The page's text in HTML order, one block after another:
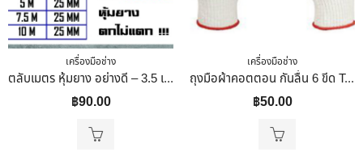
เครื่องมือช่าง
ตลับเมตร หุ้มยาง อย่างดี – 3.5 เมตร STANNOX
฿90.00
เครื่องมือช่าง
ถุงมือผ้าคอตตอน กันลื่น 6 ขีด Total รุ่น TSP11102 เครื่องมือช่าง
฿50.00